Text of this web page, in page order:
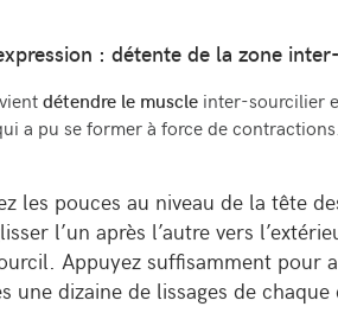
: détente de la zone
détendre le muscleinter-sourcilier
a pu se formerà force de
les pouces au niveau de la tête
l’un après l’autre vers
Appuyez suffisamment pour
une dizaine de lissages de chaque